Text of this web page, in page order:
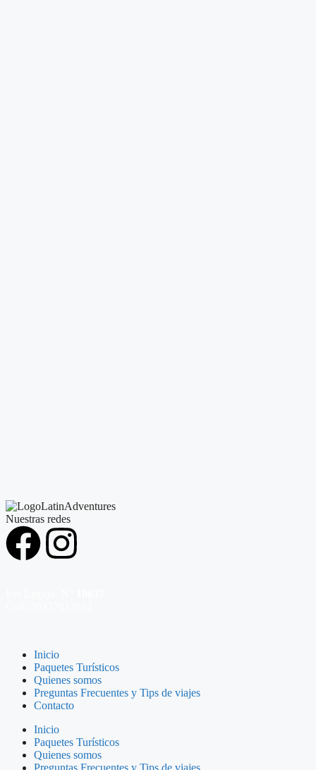
Nuestras redes
Inicio
Paquetes Turísticos
Quienes somos
Preguntas Frecuentes y Tips de viajes
Contacto
Inicio
Paquetes Turísticos
Quienes somos